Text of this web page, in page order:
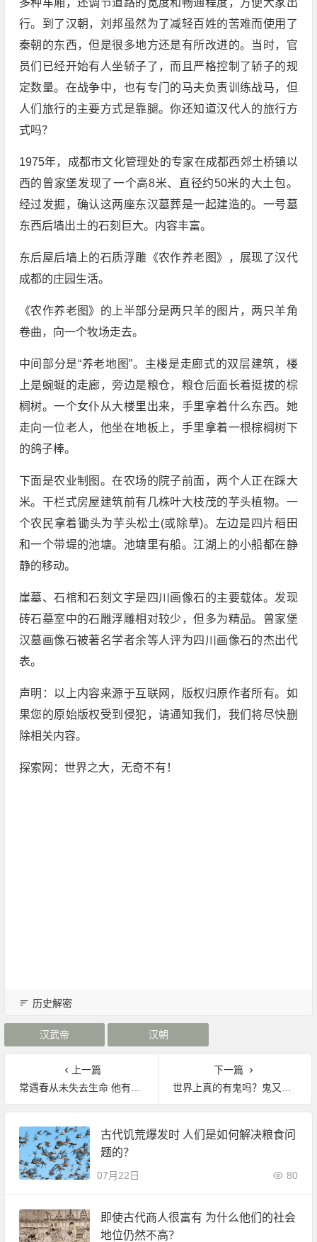
多种车厢，还调节道路的宽度和畅通程度，方便大家出
行。到了汉朝，刘邦虽然为了减轻百姓的苦难而使用了
秦朝的东西，但是很多地方还是有所改进的。当时，官
员们已经开始有人坐轿子了，而且严格控制了轿子的规
定数量。在战争中，也有专门的马夫负责训练战马，但
人们旅行的主要方式是靠腿。你还知道汉代人的旅行方
式吗？
1975年，成都市文化管理处的专家在成都西郊土桥镇以
西的曾家堡发现了一个高8米、直径约50米的大土包。
经过发掘，确认这两座东汉墓葬是一起建造的。一号墓
东西后墙出土的石刻巨大。内容丰富。
东后屋后墙上的石质浮雕《农作养老图》，展现了汉代
成都的庄园生活。
《农作养老图》的上半部分是两只羊的图片，两只羊角
卷曲，向一个牧场走去。
中间部分是“养老地图”。主楼是走廊式的双层建筑，楼
上是蜿蜒的走廊，旁边是粮仓，粮仓后面长着挺拔的棕
榈树。一个女仆从大楼里出来，手里拿着什么东西。她
走向一位老人，他坐在地板上，手里拿着一根棕榈树下
的鸽子棒。
下面是农业制图。在农场的院子前面，两个人正在踩大
米。干栏式房屋建筑前有几株叶大枝茂的芋头植物。一
个农民拿着锄头为芋头松土(或除草)。左边是四片稻田
和一个带堤的池塘。池塘里有船。江湖上的小船都在静
静的移动。
崖墓、石棺和石刻文字是四川画像石的主要载体。发现
砖石墓室中的石雕浮雕相对较少，但多为精品。曾家堡
汉墓画像石被著名学者余等人评为四川画像石的杰出代
表。
声明：以上内容来源于互联网，版权归原作者所有。如
果您的原始版权受到侵犯，请通知我们，我们将尽快删
除相关内容。
探索网：世界之大，无奇不有！
历史解密
汉武帝 汉朝
上一篇
常遇春从未失去生命 他有哪些传奇？
下一篇
世界上真的有鬼吗？鬼又出现在哪呢？
古代饥荒爆发时 人们是如何解决粮食问
题的？
07月22日 80
即使古代商人很富有 为什么他们的社会
地位仍然不高？